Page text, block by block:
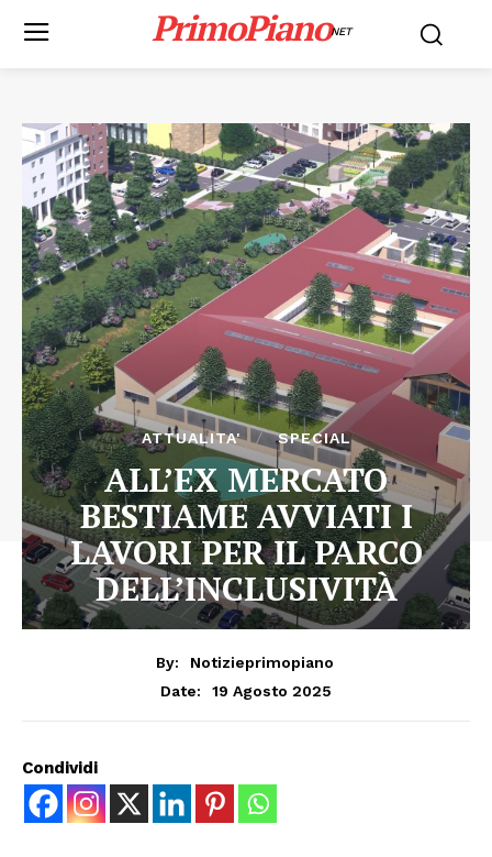
PrimoPianoNET
ATTUALITA' SPECIAL
ALL’EX MERCATO
BESTIAME AVVIATI I
LAVORI PER IL PARCO
DELL’INCLUSIVITÀ
By:
Notizieprimopiano
Date:
19 Agosto 2025
Condividi